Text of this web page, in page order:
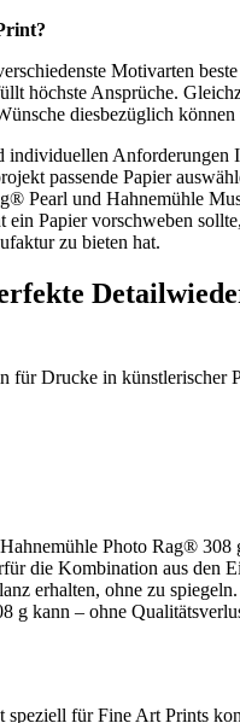
?
Motivarten
höchste Ansprüche.
diesbezüglich
Anforderungen
passende Papier
Pearl und Hahnemühle
Papier vorschweben
zu bieten hat.
für Drucke in
Photo Rag® 308
die Kombination aus den
erhalten, ohne zu
kann – ohne
für Fine Art Prints